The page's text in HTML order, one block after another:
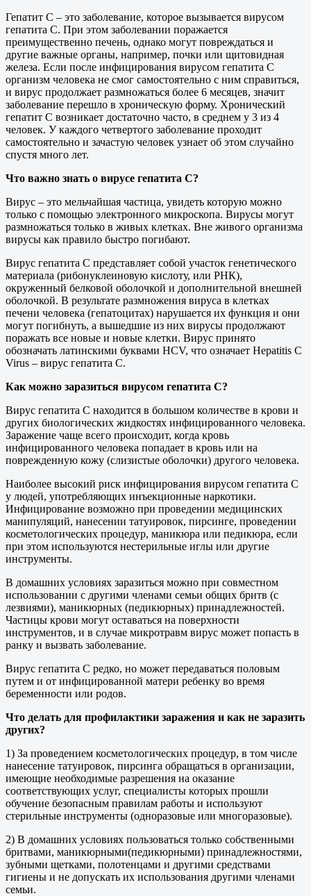
Гепатит С – это заболевание, которое вызывается вирусом
гепатита С. При этом заболевании поражается
преимущественно печень, однако могут повреждаться и
другие важные органы, например, почки или щитовидная
железа. Если после инфицирования вирусом гепатита С
организм человека не смог самостоятельно с ним справиться,
и вирус продолжает размножаться более 6 месяцев, значит
заболевание перешло в хроническую форму. Хронический
гепатит С возникает достаточно часто, в среднем у 3 из 4
человек. У каждого четвертого заболевание проходит
самостоятельно и зачастую человек узнает об этом случайно
спустя много лет.
Что важно знать о вирусе гепатита С?
Вирус – это мельчайшая частица, увидеть которую можно
только с помощью электронного микроскопа. Вирусы могут
размножаться только в живых клетках. Вне живого организма
вирусы как правило быстро погибают.
Вирус гепатита С представляет собой участок генетического
материала (рибонуклеиновую кислоту, или РНК),
окруженный белковой оболочкой и дополнительной внешней
оболочкой. В результате размножения вируса в клетках
печени человека (гепатоцитах) нарушается их функция и они
могут погибнуть, а вышедшие из них вирусы продолжают
поражать все новые и новые клетки. Вирус принято
обозначать латинскими буквами HСV, что означает Hepatitis С
Virus – вирус гепатита С.
Как можно заразиться вирусом гепатита С?
Вирус гепатита С находится в большом количестве в крови и
других биологических жидкостях инфицированного человека.
Заражение чаще всего происходит, когда кровь
инфицированного человека попадает в кровь или на
поврежденную кожу (слизистые оболочки) другого человека.
Наиболее высокий риск инфицирования вирусом гепатита С
у людей, употребляющих инъекционные наркотики.
Инфицирование возможно при проведении медицинских
манипуляций, нанесении татуировок, пирсинге, проведении
косметологических процедур, маникюра или педикюра, если
при этом используются нестерильные иглы или другие
инструменты.
В домашних условиях заразиться можно при совместном
использовании с другими членами семьи общих бритв (с
лезвиями), маникюрных (педикюрных) принадлежностей.
Частицы крови могут оставаться на поверхности
инструментов, и в случае микротравм вирус может попасть в
ранку и вызвать заболевание.
Вирус гепатита С редко, но может передаваться половым
путем и от инфицированной матери ребенку во время
беременности или родов.
Что делать для профилактики заражения и как не заразить
других?
1) За проведением косметологических процедур, в том числе
нанесение татуировок, пирсинга обращаться в организации,
имеющие необходимые разрешения на оказание
соответствующих услуг, специалисты которых прошли
обучение безопасным правилам работы и используют
стерильные инструменты (одноразовые или многоразовые).
2) В домашних условиях пользоваться только собственными
бритвами, маникюрными(педикюрными) принадлежностями,
зубными щетками, полотенцами и другими средствами
гигиены и не допускать их использования другими членами
семьи.